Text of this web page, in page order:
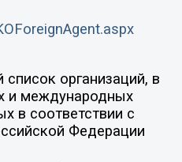
организаций, в
и международных
в соответствии с
Федерации